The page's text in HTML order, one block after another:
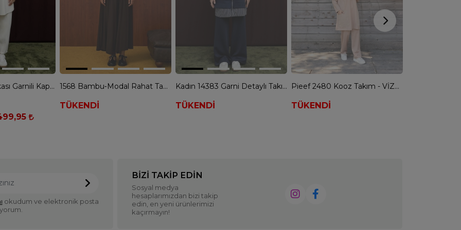
Kadın 14306 Arkası Garnili Kapüşonlu Pantolonlu Takım - BEJ 1568 Bambu‑Modal Rahat Takım - KAHVE
TÜKENDİ
Kadın 14383 Garni Detaylı Takım - LACİVERT
TÜKENDİ
Pieef 2480 Kooz Takım - VİZON
TÜKENDİ
okudum ve elektronik posta
BIZI TAKIP EDIN
Sosyal medya
hesaplarımızdan bizi takip
edin, en yeni ürünlerimizi
kaçırmayın!